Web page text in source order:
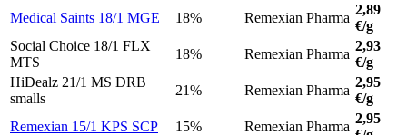
Medical Saints 18/1 MGE
18% Remexian Pharma
2,89
€/g
Social Choice 18/1 FLX
MTS
18% Remexian Pharma
2,93
€/g
HiDealz 21/1 MS DRB
smalls
21% Remexian Pharma
2,95
€/g
Remexian 15/1 KPS SCP
15% Remexian Pharma
2,95